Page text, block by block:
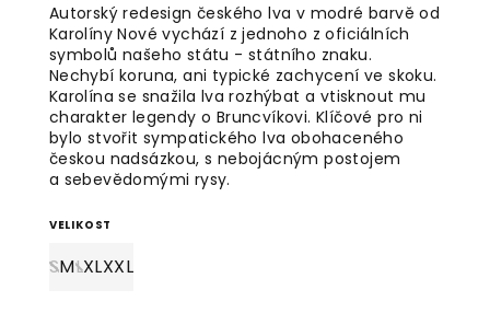
Autorský redesign českého lva v modré barvě od
Karolíny Nové vychází z jednoho z oficiálních
symbolů našeho státu - státního znaku.
Nechybí koruna, ani typické zachycení ve skoku.
Karolína se snažila lva rozhýbat a vtisknout mu
charakter legendy o Bruncvíkovi. Klíčové pro ni
bylo stvořit sympatického lva obohaceného
českou nadsázkou, s nebojácným postojem
a sebevědomými rysy.
VELIKOST
SMLXLXXL